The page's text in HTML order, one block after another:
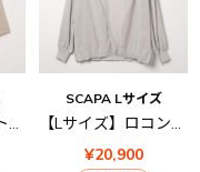
【Lサイズ】ベアトリスニットプルオーバー
SCAPA Lサイズ
【Lサイズ】ロコンニットカーディガン
¥20,900